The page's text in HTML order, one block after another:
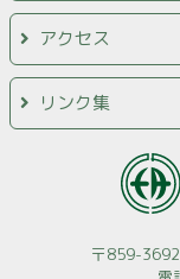
アクセス
リンク集
〒859-